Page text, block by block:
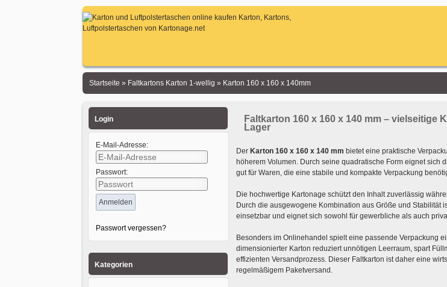
Startseite » Faltkartons Karton 1-wellig » Karton 160 x 160 x 140mm
Login
E-Mail-Adresse:
Passwort:
Passwort vergessen?
Kategorien
Faltkarton 160 x 160 x 140 mm – vielseitige
Lager
Der Karton 160 x 160 x 140 mm bietet eine praktische
höherem Volumen. Durch seine quadratische Form eignet sich
gut für Waren, die eine stabile und kompakte Verpackung
Die hochwertige Kartonage schützt den Inhalt zuverlässig
Durch die ausgewogene Kombination aus Größe und Stabilität
einsetzbar und eignet sich sowohl für gewerbliche als auch
Besonders im Onlinehandel spielt eine passende Verpackung
dimensionierter Karton reduziert unnötigen Leerraum, spart
effizienten Versandprozess. Dieser Faltkarton ist daher eine
regelmäßigem Paketversand.